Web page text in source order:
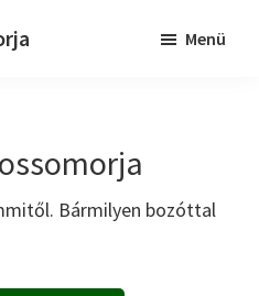
Menü
Bármilyen bozóttal